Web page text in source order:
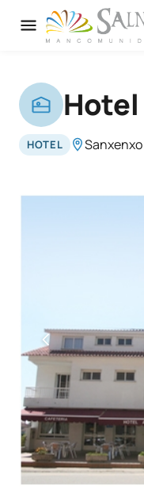
HOTEL Sanxenxo